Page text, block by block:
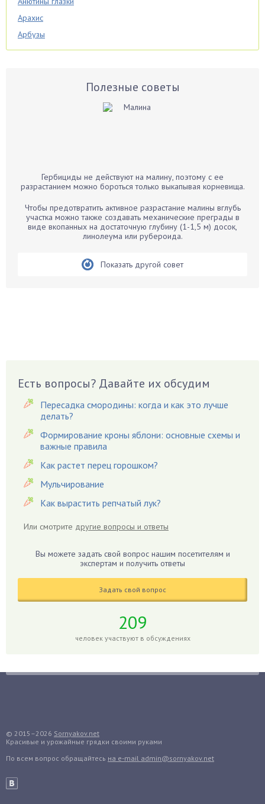
Арахис
Арбузы
Аспарагус
Бархатцы
Белые грибы
Бирючина
Вишня
Вредители
Гардения
Гацания
Гвоздики
Георгины
Герань
Гиацинт
Гиппеаструм
Годжи
Голубика
Гуава
Гузмания
Дайкон
Полезные советы
Гербициды не действуют на малину, поэтому с ее
разрастанием можно бороться только выкапывая корневища.
Чтобы предотвратить активное разрастание малины вглубь
участка можно также создавать механические преграды в
виде вкопанных на достаточную глубину (1-1,5 м) досок,
линолеума или рубероида.
Показать другой совет
Есть вопросы? Давайте их обсудим
Пересадка смородины: когда и как это лучше
делать?
Формирование кроны яблони: основные схемы и
важные правила
Как растет перец горошком?
Мульчирование
Как вырастить репчатый лук?
Или смотрите другие вопросы и ответы
Вы можете задать свой вопрос нашим посетителям и
экспертам и получить ответы
Задать свой вопрос
209
человек участвуют в обсуждениях
© 2015–2026 Sornyakov.net
Красивые и урожайные грядки своими руками
По всем вопрос обращайтесь на e-mail admin@sornyakov.net